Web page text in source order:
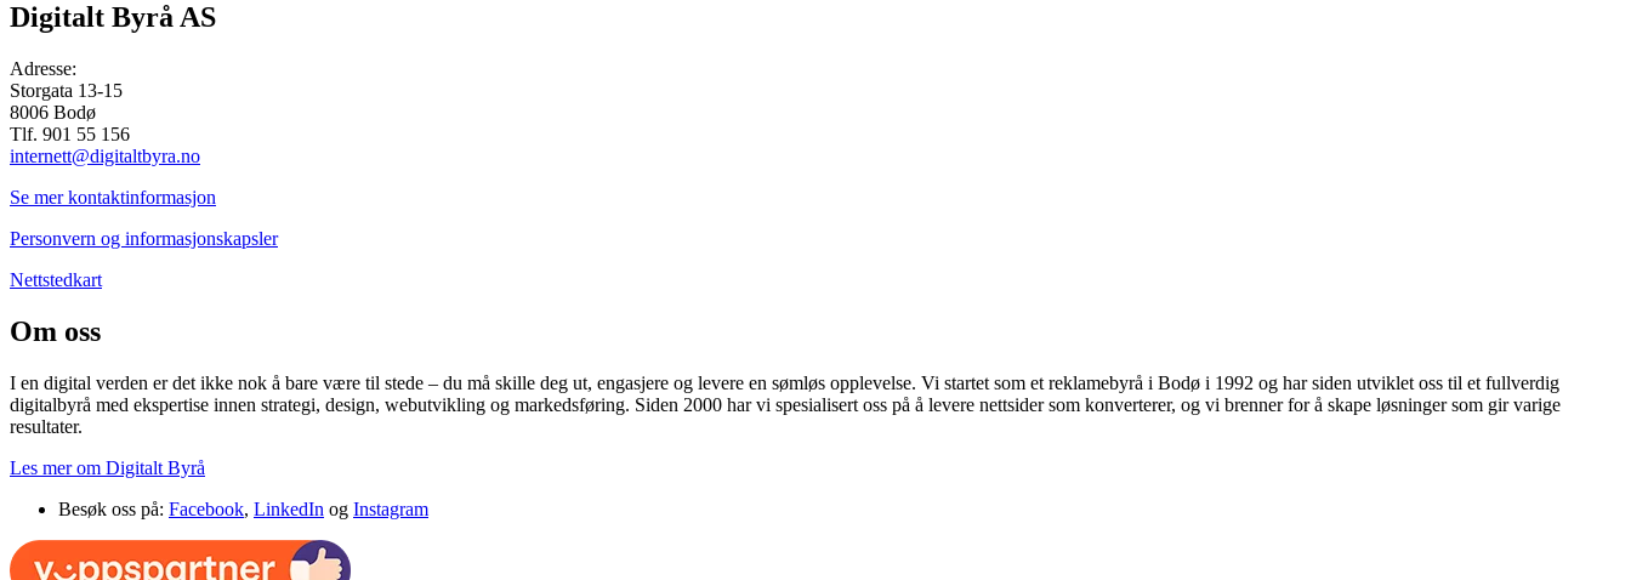
Digitalt Byrå AS
Adresse:
Storgata 13-15
8006 Bodø
Tlf. 901 55 156
internett@digitaltbyra.no
Se mer kontaktinformasjon
Personvern og informasjonskapsler
Nettstedkart
Om oss
I en digital verden er det ikke nok å bare være til stede – du må skille deg ut, engasjere og levere en sømløs opplevelse. Vi startet som et reklamebyrå i Bodø i 1992 og har siden utviklet oss til et fullverdig
digitalbyrå med ekspertise innen strategi, design, webutvikling og markedsføring. Siden 2000 har vi spesialisert oss på å levere nettsider som konverterer, og vi brenner for å skape løsninger som gir varige
resultater.
Les mer om Digitalt Byrå
Besøk oss på: Facebook, LinkedIn og Instagram